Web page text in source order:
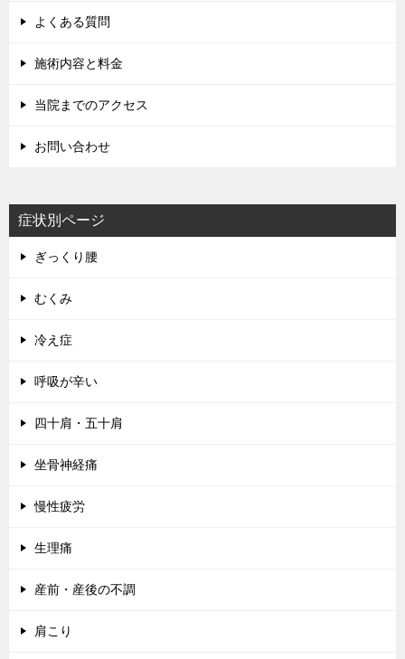
よくある質問
施術内容と料金
当院までのアクセス
お問い合わせ
症状別ページ
ぎっくり腰
むくみ
冷え症
呼吸が辛い
四十肩・五十肩
坐骨神経痛
慢性疲労
生理痛
産前・産後の不調
肩こり